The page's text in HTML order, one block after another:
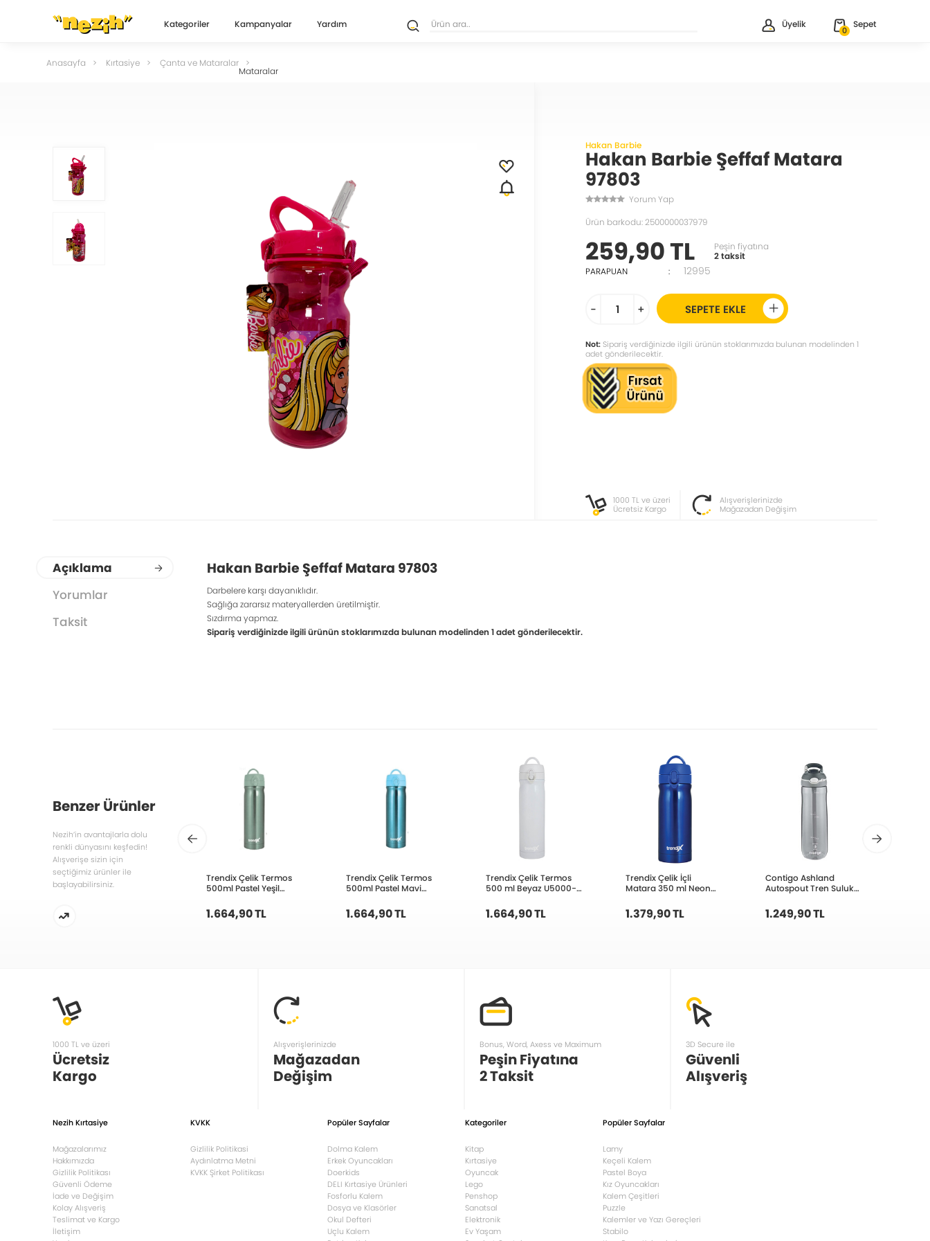
Kategoriler Kampanyalar Yardım Üyelik
0
Sepet
Anasayfa Kırtasiye Çanta ve Mataralar
Mataralar
Hakan Barbie
Hakan Barbie Şeffaf Matara
97803
Yorum Yap
Ürün barkodu: 2500000037979
259,90 TL
Peşin fiyatına
2 taksit
PARAPUAN
: 12995
- + SEPETE EKLE
Not:Sipariş verdiğinizde ilgili ürünün stoklarımızda bulunan modelinden 1
adet gönderilecektir.
1000 TL ve üzeri
Ücretsiz Kargo
Alışverişlerinizde
Mağazadan Değişim
Açıklama
Yorumlar
Taksit
Hakan Barbie Şeffaf Matara 97803
Darbelere karşı dayanıklıdır.
Sağlığa zararsız materyallerden üretilmiştir.
Sızdırma yapmaz.
Sipariş verdiğinizde ilgili ürünün stoklarımızda bulunan modelinden 1 adet gönderilecektir.
Benzer Ürünler
Nezih’in avantajlarla dolu
renkli dünyasını keşfedin!
Alışverişe sizin için
seçtiğimiz ürünler ile
başlayabilirsiniz.
Trendix Çelik Termos
500ml Pastel Yeşil
1.664,90 TL
Trendix Çelik Termos
500ml Pastel Mavi
1.664,90 TL
Trendix Çelik Termos
500 ml Beyaz U5000-
1.664,90 TL
Trendix Çelik İçli
Matara 350 ml Neon
1.379,90 TL
Contigo Ashland
Autospout Tren Suluk
1.249,90 TL
1000 TL ve üzeri
Ücretsiz
Kargo
Alışverişlerinizde
Mağazadan
Değişim
Bonus, Word, Axess ve Maximum
Peşin Fiyatına
2 Taksit
3D Secure ile
Güvenli
Alışveriş
Nezih Kırtasiye
Mağazalarımız
Hakkımızda
Gizlilik Politikası
Güvenli Ödeme
İade ve Değişim
Kolay Alışveriş
Teslimat ve Kargo
İletişim
KVKK
Gizlilik Politikasi
Aydınlatma Metni
KVKK Şirket Politikası
Popüler Sayfalar
Dolma Kalem
Erkek Oyuncakları
Doerkids
DELI Kırtasiye Ürünleri
Fosforlu Kalem
Dosya ve Klasörler
Okul Defteri
Uçlu Kalem
Kategoriler
Kitap
Kırtasiye
Oyuncak
Lego
Penshop
Sanatsal
Elektronik
Ev Yaşam
Popüler Sayfalar
Lamy
Keçeli Kalem
Pastel Boya
Kız Oyuncakları
Kalem Çeşitleri
Puzzle
Kalemler ve Yazı Gereçleri
Stabilo